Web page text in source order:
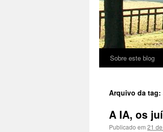
Sobre este blog
Arquivo da tag:
A IA, os
Publicado em 21